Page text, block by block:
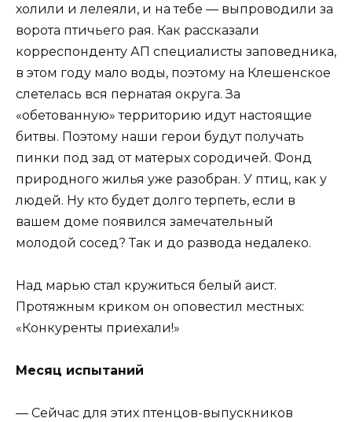
холили и лелеяли, и на тебе — выпроводили за
ворота птичьего рая. Как рассказали
корреспонденту АП специалисты заповедника,
в этом году мало воды, поэтому на Клешенское
слетелась вся пернатая округа. За
«обетованную» территорию идут настоящие
битвы. Поэтому наши герои будут получать
пинки под зад от матерых сородичей. Фонд
природного жилья уже разобран. У птиц, как у
людей. Ну кто будет долго терпеть, если в
вашем доме появился замечательный
молодой сосед? Так и до развода недалеко.
Над марью стал кружиться белый аист.
Протяжным криком он оповестил местных:
«Конкуренты приехали!»
Месяц испытаний
— Сейчас для этих птенцов-выпускников